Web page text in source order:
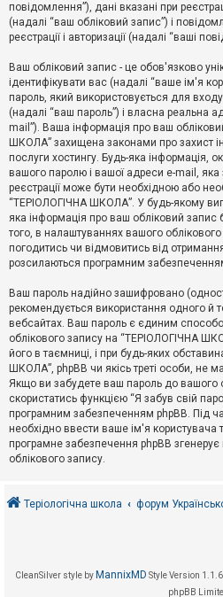
т
и
в
е
м
и
П
о
ш
у
Д
о
м
о
г
повідомлення”), дані вказані при
(надалі “ваш обліковий запис”) і
реєстрації і авторизації (надалі “ваші
Ваш обліковий запис - це обов'язково
ідентифікувати вас (надалі “ваше ім'я
пароль, який використовується для
(надалі “ваш пароль”) і власна реальна
mail”). Ваша інформація про ваш
ШКОЛА” захищена законами про захист
послуги хостингу. Будь-яка інформація,
вашого паролю і вашої адреси e-mail, яка
реєстрації може бути необхідною або
“ТЕРІОЛОГІЧНА ШКОЛА”. У будь-якому
яка інформація про ваш обліковий
того, в налаштуваннях вашого
погодитись чи відмовитись від
розсилаються програмним
Ваш пароль надійно зашифровано
рекомендується використання одного й
вебсайтах. Ваш пароль є єдиним
облікового запису на “ТЕРІОЛОГІЧНА
його в таємниці, і при будь-яких
ШКОЛА”, phpBB чи якісь треті особи, не
Якщо ви забудете ваш пароль до вашого
скористатись функцією “Я забув свій
програмним забезпеченням phpBB. Під
необхідно ввести ваше ім'я користувача
програмне забезпечення phpBB
облікового запису.
Теріологічна школа форум
CleanSilver style by MannixMD Style Version 1.1.6
phpBB